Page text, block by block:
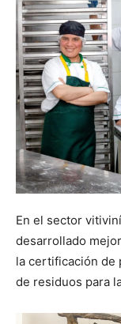
En el sector
desarrollado
la certificación de
de residuos para